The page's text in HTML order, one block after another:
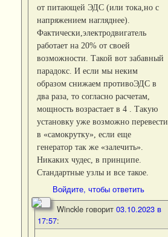
от питающей ЭДС (или тока,но с
напряжением нагляднее).
Фактически,электродвигатель
работает на 20% от своей
возможности. Такой вот забавный
парадокс. И если мы неким
образом снижаем противоЭДС в
два раза, то согласно расчетам,
мощность возрастает в 4 . Такую
установку уже возможно перевести
в «самокрутку», если еще
генератор так же «залечить».
Никаких чудес, в принципе.
Стандартные узлы и все такое.
Войдите, чтобы ответить
Winckle говорит 03.10.2023 в
17:57: